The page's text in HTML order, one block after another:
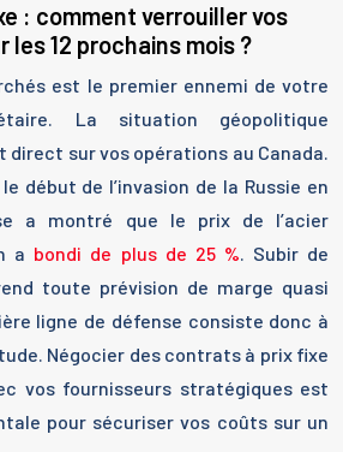
: comment verrouiller vos
les 12 prochains mois ?
est le premier ennemi de votre
La situation géopolitique
direct sur vos opérations au Canada.
début de l’invasion de la Russie en
a montré que le prix de l’acier
a bondi de plus de 25 %. Subir de
toute prévision de marge quasi
ligne de défense consiste donc à
Négocier des contrats à prix fixe
vos fournisseurs stratégiques est
pour sécuriser vos coûts sur un